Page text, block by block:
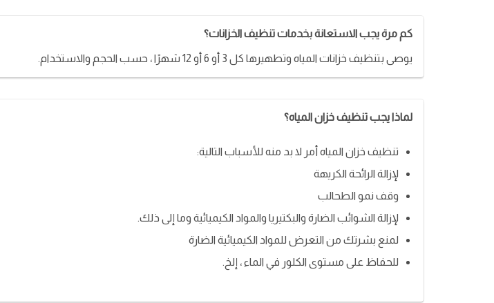
كم مرة يجب الاستعانة بخدمات تنظيف الخزانات؟
يوصى بتنظيف خزانات المياه وتطهيرها كل 3 أو 6 أو 12 شهرًا ، حسب الحجم والاستخدام.
لماذا يجب تنظيف خزان المياه؟
تنظيف خزان المياه أمر لا بد منه للأسباب التالية:
لإزالة الرائحة الكريهة
وقف نمو الطحالب
لإزالة الشوائب الضارة والبكتيريا والمواد الكيميائية وما إلى ذلك.
لمنع بشرتك من التعرض للمواد الكيميائية الضارة
للحفاظ على مستوى الكلور في الماء ، إلخ.